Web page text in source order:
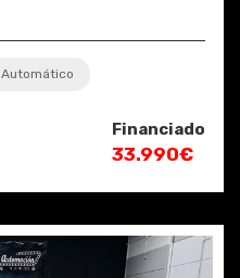
Automático
Financiado
33.990€